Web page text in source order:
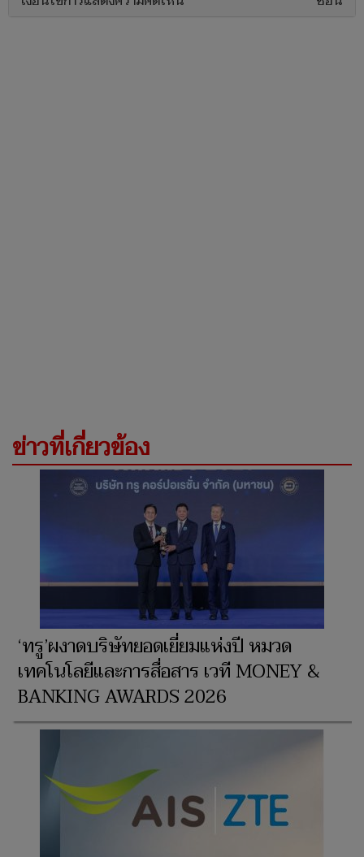
ข่าวที่เกี่ยวข้อง
‘ทรู’ผงาดบริษัทยอดเยี่ยมแห่งปี หมวด
เทคโนโลยีและการสื่อสาร เวที MONEY &
BANKING AWARDS 2026